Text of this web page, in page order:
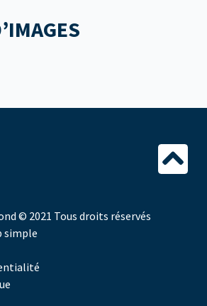
© 2021 Tous droits réservés
simple